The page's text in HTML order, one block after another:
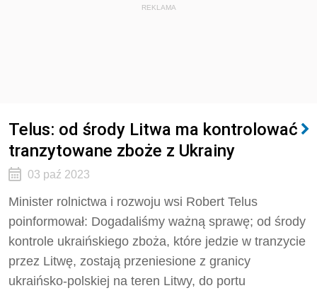
REKLAMA
Telus: od środy Litwa ma kontrolować
tranzytowane zboże z Ukrainy
03 paź 2023
Minister rolnictwa i rozwoju wsi Robert Telus
poinformował: Dogadaliśmy ważną sprawę; od środy
kontrole ukraińskiego zboża, które jedzie w tranzycie
przez Litwę, zostają przeniesione z granicy
ukraińsko-polskiej na teren Litwy, do portu